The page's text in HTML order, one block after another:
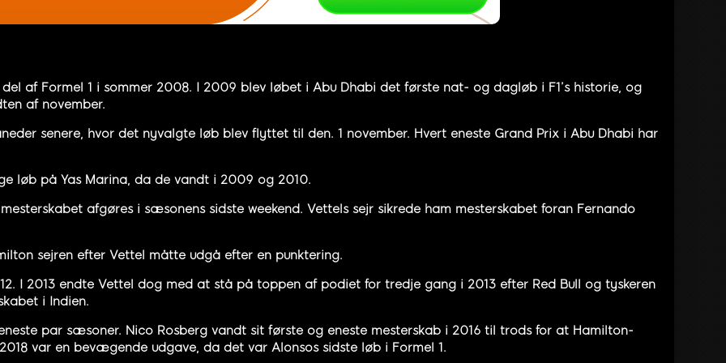
af Formel 1 i sommer 2008. I 2009 blev løbet i Abu Dhabi det første nat- og dagløb i F1’s historie, og
af november.
senere, hvor det nyvalgte løb blev flyttet til den. 1 november. Hvert eneste Grand Prix i Abu Dhabi har
løb på Yas Marina, da de vandt i 2009 og 2010.
afgøres i sæsonens sidste weekend. Vettels sejr sikrede ham mesterskabet foran Fernando
sejren efter Vettel måtte udgå efter en punktering.
I 2013 endte Vettel dog med at stå på toppen af podiet for tredje gang i 2013 efter Red Bull og tyskeren
i Indien.
par sæsoner. Nico Rosberg vandt sit første og eneste mesterskab i 2016 til trods for at Hamilton-
var en bevægende udgave, da det var Alonsos sidste løb i Formel 1.